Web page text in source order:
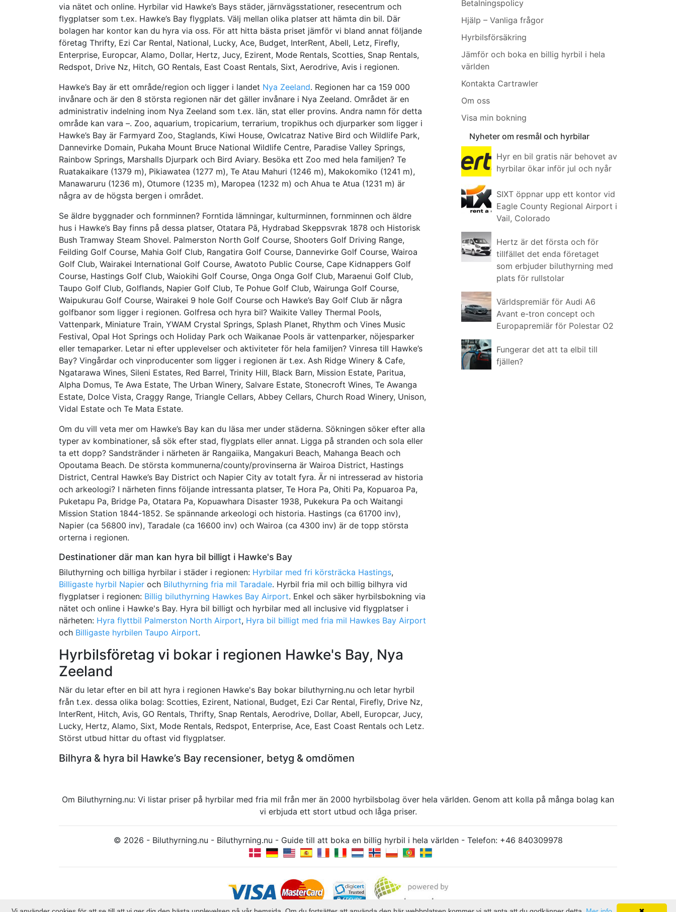
via nätet och online. Hyrbilar vid Hawke’s Bays städer, järnvägsstationer, resecentrum och
flygplatser som t.ex. Hawke’s Bay flygplats. Välj mellan olika platser att hämta din bil. Där
bolagen har kontor kan du hyra via oss. För att hitta bästa priset jämför vi bland annat följande
företag Thrifty, Ezi Car Rental, National, Lucky, Ace, Budget, InterRent, Abell, Letz, Firefly,
Enterprise, Europcar, Alamo, Dollar, Hertz, Jucy, Ezirent, Mode Rentals, Scotties, Snap Rentals,
Redspot, Drive Nz, Hitch, GO Rentals, East Coast Rentals, Sixt, Aerodrive, Avis i regionen.
Hawke’s Bay är ett område/region och ligger i landet Nya Zeeland. Regionen har ca 159 000
invånare och är den 8 största regionen när det gäller invånare i Nya Zeeland. Området är en
administrativ indelning inom Nya Zeeland som t.ex. län, stat eller provins. Andra namn för detta
område kan vara –. Zoo, aquarium, tropicarium, terrarium, tropikhus och djurparker som ligger i
Hawke’s Bay är Farmyard Zoo, Staglands, Kiwi House, Owlcatraz Native Bird och Wildlife Park,
Dannevirke Domain, Pukaha Mount Bruce National Wildlife Centre, Paradise Valley Springs,
Rainbow Springs, Marshalls Djurpark och Bird Aviary. Besöka ett Zoo med hela familjen? Te
Ruatakaikare (1379 m), Pikiawatea (1277 m), Te Atau Mahuri (1246 m), Makokomiko (1241 m),
Manawaruru (1236 m), Otumore (1235 m), Maropea (1232 m) och Ahua te Atua (1231 m) är
några av de högsta bergen i området.
Se äldre byggnader och fornminnen? Forntida lämningar, kulturminnen, fornminnen och äldre
hus i Hawke’s Bay finns på dessa platser, Otatara Pā, Hydrabad Skeppsvrak 1878 och Historisk
Bush Tramway Steam Shovel. Palmerston North Golf Course, Shooters Golf Driving Range,
Feilding Golf Course, Mahia Golf Club, Rangatira Golf Course, Dannevirke Golf Course, Wairoa
Golf Club, Wairakei International Golf Course, Awatoto Public Course, Cape Kidnappers Golf
Course, Hastings Golf Club, Waiokihi Golf Course, Onga Onga Golf Club, Maraenui Golf Club,
Taupo Golf Club, Golflands, Napier Golf Club, Te Pohue Golf Club, Wairunga Golf Course,
Waipukurau Golf Course, Wairakei 9 hole Golf Course och Hawke’s Bay Golf Club är några
golfbanor som ligger i regionen. Golfresa och hyra bil? Waikite Valley Thermal Pools,
Vattenpark, Miniature Train, YWAM Crystal Springs, Splash Planet, Rhythm och Vines Music
Festival, Opal Hot Springs och Holiday Park och Waikanae Pools är vattenparker, nöjesparker
eller temaparker. Letar ni efter upplevelser och aktiviteter för hela familjen? Vinresa till Hawke’s
Bay? Vingårdar och vinproducenter som ligger i regionen är t.ex. Ash Ridge Winery & Cafe,
Ngatarawa Wines, Sileni Estates, Red Barrel, Trinity Hill, Black Barn, Mission Estate, Paritua,
Alpha Domus, Te Awa Estate, The Urban Winery, Salvare Estate, Stonecroft Wines, Te Awanga
Estate, Dolce Vista, Craggy Range, Triangle Cellars, Abbey Cellars, Church Road Winery, Unison,
Vidal Estate och Te Mata Estate.
Om du vill veta mer om Hawke’s Bay kan du läsa mer under städerna. Sökningen söker efter alla
typer av kombinationer, så sök efter stad, flygplats eller annat. Ligga på stranden och sola eller
ta ett dopp? Sandstränder i närheten är Rangaiika, Mangakuri Beach, Mahanga Beach och
Opoutama Beach. De största kommunerna/county/provinserna är Wairoa District, Hastings
District, Central Hawke’s Bay District och Napier City av totalt fyra. Är ni intresserad av historia
och arkeologi? I närheten finns följande intressanta platser, Te Hora Pa, Ohiti Pa, Kopuaroa Pa,
Puketapu Pa, Bridge Pa, Otatara Pa, Kopuawhara Disaster 1938, Pukekura Pa och Waitangi
Mission Station 1844-1852. Se spännande arkeologi och historia. Hastings (ca 61700 inv),
Napier (ca 56800 inv), Taradale (ca 16600 inv) och Wairoa (ca 4300 inv) är de topp största
orterna i regionen.
Destinationer där man kan hyra bil billigt i Hawke's Bay
Biluthyrning och billiga hyrbilar i städer i regionen: Hyrbilar med fri körsträcka Hastings,
Billigaste hyrbil Napier och Biluthyrning fria mil Taradale. Hyrbil fria mil och billig bilhyra vid
flygplatser i regionen: Billig biluthyrning Hawkes Bay Airport. Enkel och säker hyrbilsbokning via
nätet och online i Hawke's Bay. Hyra bil billigt och hyrbilar med all inclusive vid flygplatser i
närheten: Hyra flyttbil Palmerston North Airport, Hyra bil billigt med fria mil Hawkes Bay Airport
och Billigaste hyrbilen Taupo Airport.
Hyrbilsföretag vi bokar i regionen Hawke's Bay, Nya
Zeeland
När du letar efter en bil att hyra i regionen Hawke's Bay bokar biluthyrning.nu och letar hyrbil
från t.ex. dessa olika bolag: Scotties, Ezirent, National, Budget, Ezi Car Rental, Firefly, Drive Nz,
InterRent, Hitch, Avis, GO Rentals, Thrifty, Snap Rentals, Aerodrive, Dollar, Abell, Europcar, Jucy,
Lucky, Hertz, Alamo, Sixt, Mode Rentals, Redspot, Enterprise, Ace, East Coast Rentals och Letz.
Störst utbud hittar du oftast vid flygplatser.
Bilhyra & hyra bil Hawke’s Bay recensioner, betyg & omdömen
Betalningspolicy
Hjälp – Vanliga frågor
Hyrbilsförsäkring
Jämför och boka en billig hyrbil i hela
världen
Kontakta Cartrawler
Om oss
Visa min bokning
Nyheter om resmål och hyrbilar
Hyr en bil gratis när behovet av
hyrbilar ökar inför jul och nyår
SIXT öppnar upp ett kontor vid
Eagle County Regional Airport i
Vail, Colorado
Hertz är det första och för
tillfället det enda företaget
som erbjuder biluthyrning med
plats för rullstolar
Världspremiär för Audi A6
Avant e-tron concept och
Europapremiär för Polestar O2
Fungerar det att ta elbil till
fjällen?
Om Biluthyrning.nu: Vi listar priser på hyrbilar med fria mil från mer än 2000 hyrbilsbolag över hela världen. Genom att kolla på många bolag kan
vi erbjuda ett stort utbud och låga priser.
© 2026 - Biluthyrning.nu - Biluthyrning.nu - Guide till att boka en billig hyrbil i hela världen - Telefon: +46 840309978